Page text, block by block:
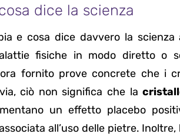
dice la scienza
e cosa dice davvero la
fisiche in modo diretto o
fornito prove concrete che i
ciò non significa che la
un effetto placebo
all’uso delle pietre.